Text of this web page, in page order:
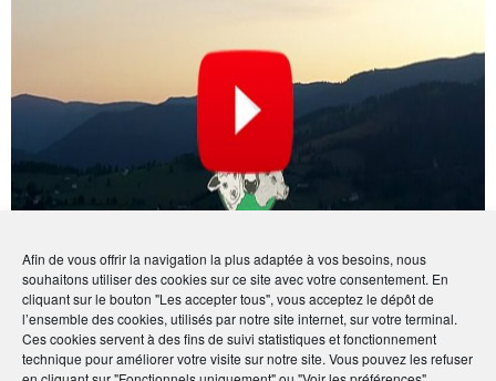
Afin de vous offrir la navigation la plus adaptée à vos besoins, nous
souhaitons utiliser des cookies sur ce site avec votre consentement. En
cliquant sur le bouton "Les accepter tous", vous acceptez le dépôt de
l’ensemble des cookies, utilisés par notre site internet, sur votre terminal.
Ces cookies servent à des fins de suivi statistiques et fonctionnement
technique pour améliorer votre visite sur notre site. Vous pouvez les refuser